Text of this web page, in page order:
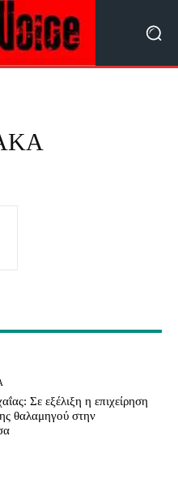
Σε εξέλιξη η επιχείρηση
θαλαμηγού στην